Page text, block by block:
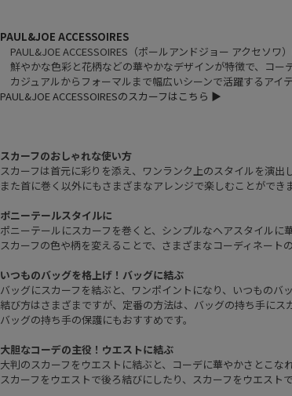
PAUL&JOE ACCESSOIRES
PAUL&JOE ACCESSOIRES（ポールアンドジョー アクセソワ
鮮やかな色彩と花柄などの華やかなデザインが特徴で、コー
カジュアルからフォーマルまで幅広いシーンで活躍するアイ
PAUL&JOE ACCESSOIRESのスカーフはこちら ▶︎
スカーフのおしゃれな使い方
スカーフは首元に彩りを添え、ワンランク上のスタイルを演出
また首に巻く以外にもさまざまなアレンジで楽しむことができま
ポニーテールスタイルに
ポニーテールにスカーフを巻くと、シンプルなヘアスタイルに
スカーフの色や柄を変えることで、さまざまなコーディネートの
いつものバッグを格上げ！バッグに結ぶ
バッグにスカーフを結ぶと、ワンポイントになり、いつものバ
結び方はさまざまですが、定番の方法は、バッグの持ち手にス
バッグの持ち手の保護にもおすすめです。
大胆なコーデの主役！ウエストに結ぶ
大判のスカーフをウエストに結ぶと、コーデに華やかさとこな
スカーフをウエストで後ろ結びにしたり、スカーフをウエスト